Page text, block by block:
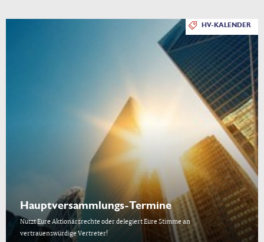
HV-KALENDER
Hauptversammlungs-Termine
Nutzt Eure Aktionärsrechte oder delegiert Eure Stimme an
vertrauenswürdige Vertreter!